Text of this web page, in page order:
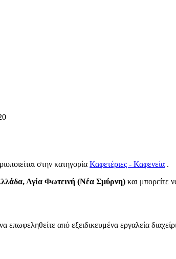
στην κατηγορία Καφετέριες - Καφενεία .
Αγία Φωτεινή (Νέα Σμύρνη) και μπορείτε
επωφεληθείτε από εξειδικευμένα εργαλεία